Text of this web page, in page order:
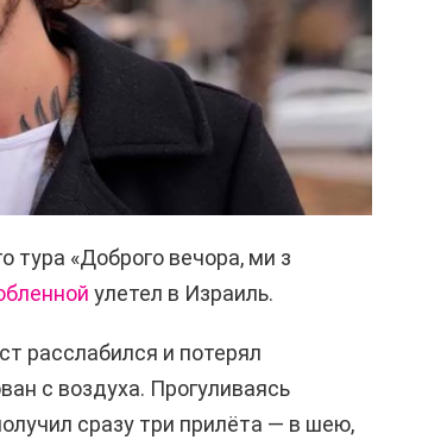
тура «Доброго вечора, ми з
улетел в Израиль.
расслабился и потерял
с воздуха. Прогуливаясь
сразу три прилёта — в шею,